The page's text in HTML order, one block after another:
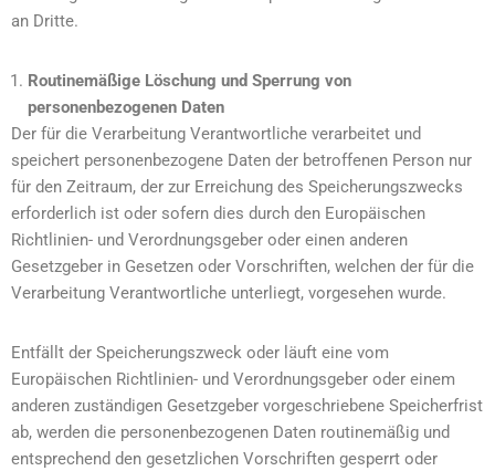
an Dritte.
Routinemäßige Löschung und Sperrung von
personenbezogenen Daten
Der für die Verarbeitung Verantwortliche verarbeitet und
speichert personenbezogene Daten der betroffenen Person nur
für den Zeitraum, der zur Erreichung des Speicherungszwecks
erforderlich ist oder sofern dies durch den Europäischen
Richtlinien- und Verordnungsgeber oder einen anderen
Gesetzgeber in Gesetzen oder Vorschriften, welchen der für die
Verarbeitung Verantwortliche unterliegt, vorgesehen wurde.
Entfällt der Speicherungszweck oder läuft eine vom
Europäischen Richtlinien- und Verordnungsgeber oder einem
anderen zuständigen Gesetzgeber vorgeschriebene Speicherfrist
ab, werden die personenbezogenen Daten routinemäßig und
entsprechend den gesetzlichen Vorschriften gesperrt oder